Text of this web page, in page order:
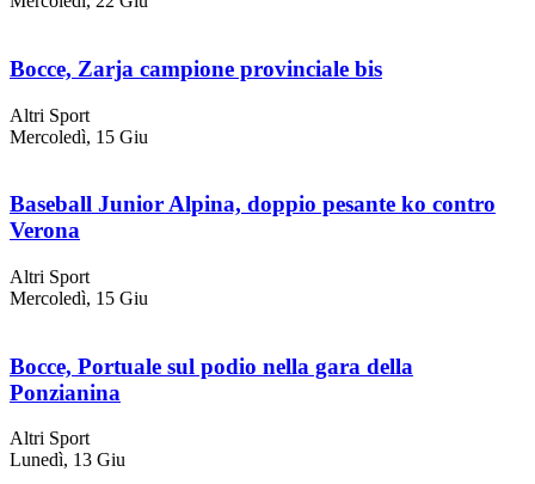
Bocce, Zarja campione provinciale bis
Altri Sport
Mercoledì, 15 Giu
Baseball Junior Alpina, doppio pesante ko contro
Verona
Altri Sport
Mercoledì, 15 Giu
Bocce, Portuale sul podio nella gara della
Ponzianina
Altri Sport
Lunedì, 13 Giu